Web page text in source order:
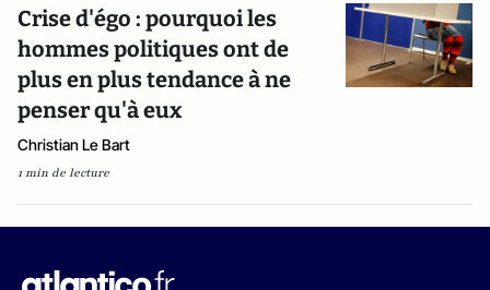
Crise d'égo : pourquoi les
hommes politiques ont de
plus en plus tendance à ne
penser qu'à eux
Christian Le Bart
1 min de lecture